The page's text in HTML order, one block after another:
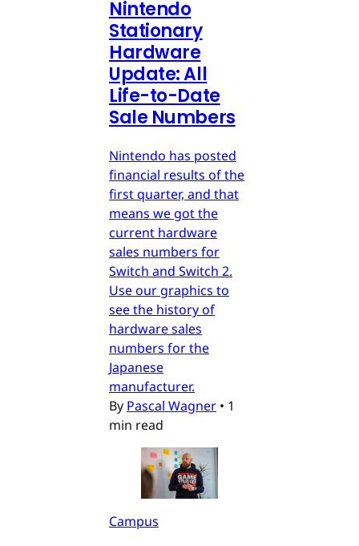
Nintendo
Stationary
Hardware
Update: All
Life-to-Date
Sale Numbers
Nintendo has posted
financial results of the
first quarter, and that
means we got the
current hardware
sales numbers for
Switch and Switch 2.
Use our graphics to
see the history of
hardware sales
numbers for the
Japanese
manufacturer.
By Pascal Wagner • 1
min read
Campus